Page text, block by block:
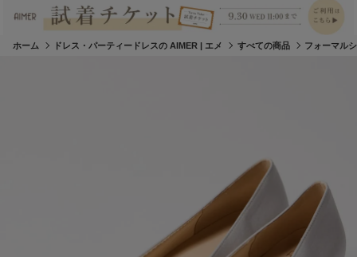
ホーム ドレス・パーティードレスの AIMER | エメ すべての商品 フォーマル